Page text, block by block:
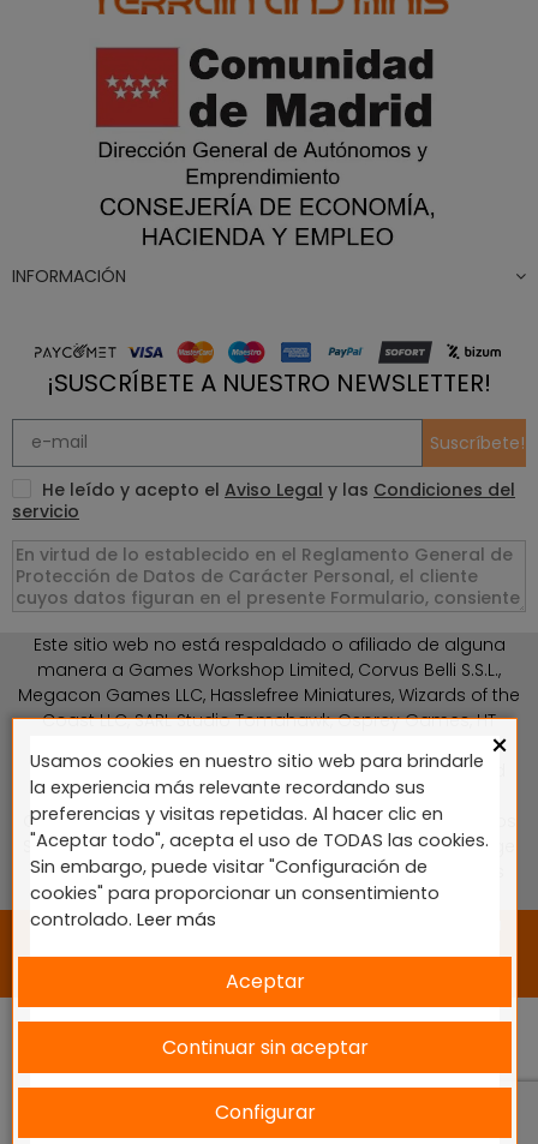
INFORMACIÓN
¡SUSCRÍBETE A NUESTRO NEWSLETTER!
Suscríbete!
He leído y acepto el Aviso Legal y las Condiciones del
servicio
Este sitio web no está respaldado o afiliado de alguna
manera a Games Workshop Limited, Corvus Belli S.S.L.,
Megacon Games LLC, Hasslefree Miniatures, Wizards of the
Coast LLC, SARL Studio Tomahawk, Osprey Games, HT
Entertainment, Warlord Games Ltd, The Ninth Age, World
Team Championship, Battlefront Miniatures NZ Ltd, DC
Comics, Knight Models, Three Stones Productos y Diseños
S.L., Paizo Inc, The Lord of the Rings, Wizkids, NECA LLC, Edge
Entertainment Studio SLU, Marvel, Fantasy Flight Games
(FFG), Disney, Lucasfilm Ltd.
2024 © Diseñado y desarrollado por tu equipo Imedia
Comunicación 🚀
×
Usamos cookies en nuestro sitio web para brindarle
la experiencia más relevante recordando sus
preferencias y visitas repetidas. Al hacer clic en
"Aceptar todo", acepta el uso de TODAS las cookies.
Sin embargo, puede visitar "Configuración de
cookies" para proporcionar un consentimiento
controlado. Leer más
Aceptar
Continuar sin aceptar
Configurar